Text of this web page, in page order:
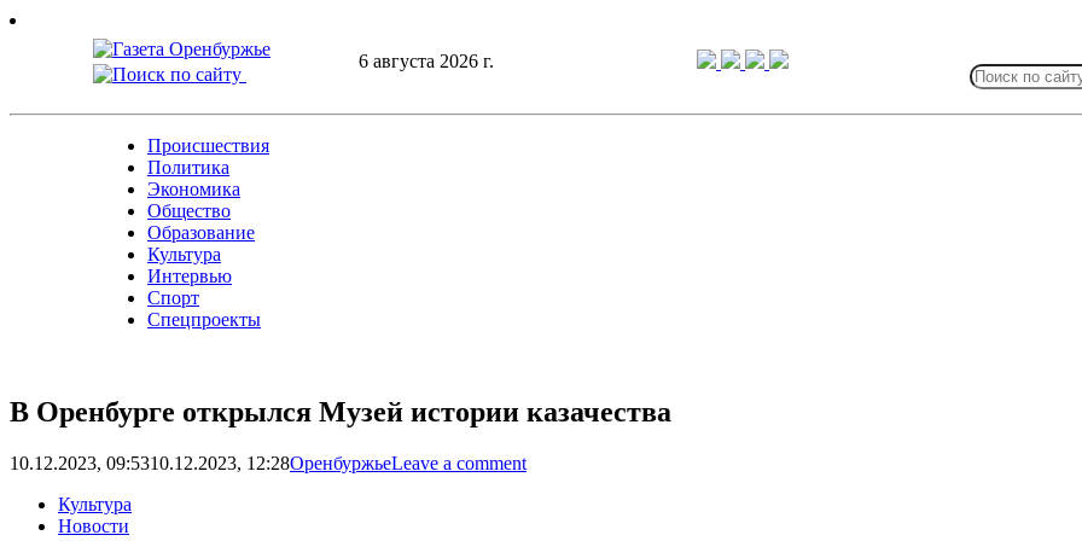
Skip
6 августа 2026 г.
for:
Происшествия
Политика
Экономика
Общество
Образование
Культура
Интервью
Спорт
Спецпроекты
В Оренбурге открылся Музей истории казачества
10.12.2023, 09:5310.12.2023, 12:28ОренбуржьеLeave a comment
Культура
Новости